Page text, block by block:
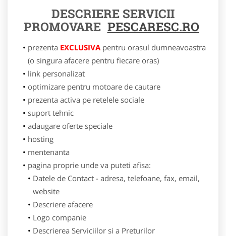
DESCRIERE SERVICII
PROMOVARE PESCARESC.RO
prezenta EXCLUSIVApentru orasul dumneavoastra
(o singura afacere pentru fiecare oras)
link personalizat
optimizare pentru motoare de cautare
prezenta activa pe retelele sociale
suport tehnic
adaugare oferte speciale
hosting
mentenanta
pagina proprie unde va puteti afisa:
Datele de Contact - adresa, telefoane, fax, email,
website
Descriere afacere
Logo companie
Descrierea Serviciilor si a Preturilor